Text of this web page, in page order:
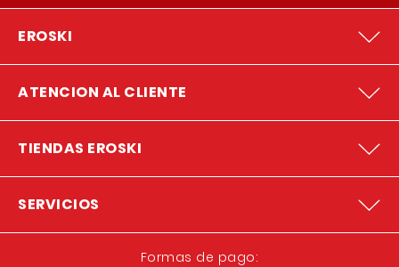
EROSKI
ATENCION AL CLIENTE
TIENDAS EROSKI
SERVICIOS
Formas de pago: